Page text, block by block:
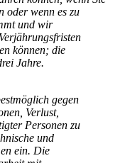
oder wenn es zu
und wir
können; die
Jahre.
gegen
Verlust,
Personen zu
und
ein. Die